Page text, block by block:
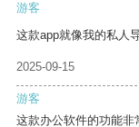
游客
这款app就像我的私人
2025-09-15
游客
这款办公软件的功能